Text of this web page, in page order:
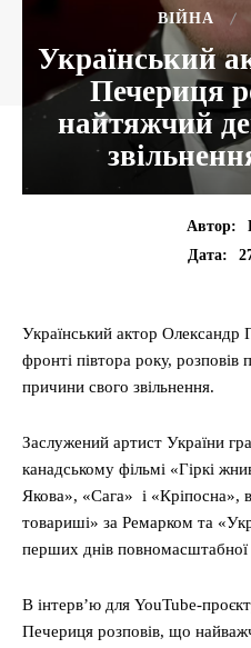
ВІЙНА
Український
Печериця
найтяжчий
Автор:
Дата:
Український актор Олександр
фронті півтора року, розповів
причини свого звільнення.
Заслужений артист України
канадському фільмі «Гіркі
Якова», «Сага» і «Кріпосна»,
товариші» за Ремарком та
перших днів
В інтерв’ю для YouTube-
Печериця розповів, що